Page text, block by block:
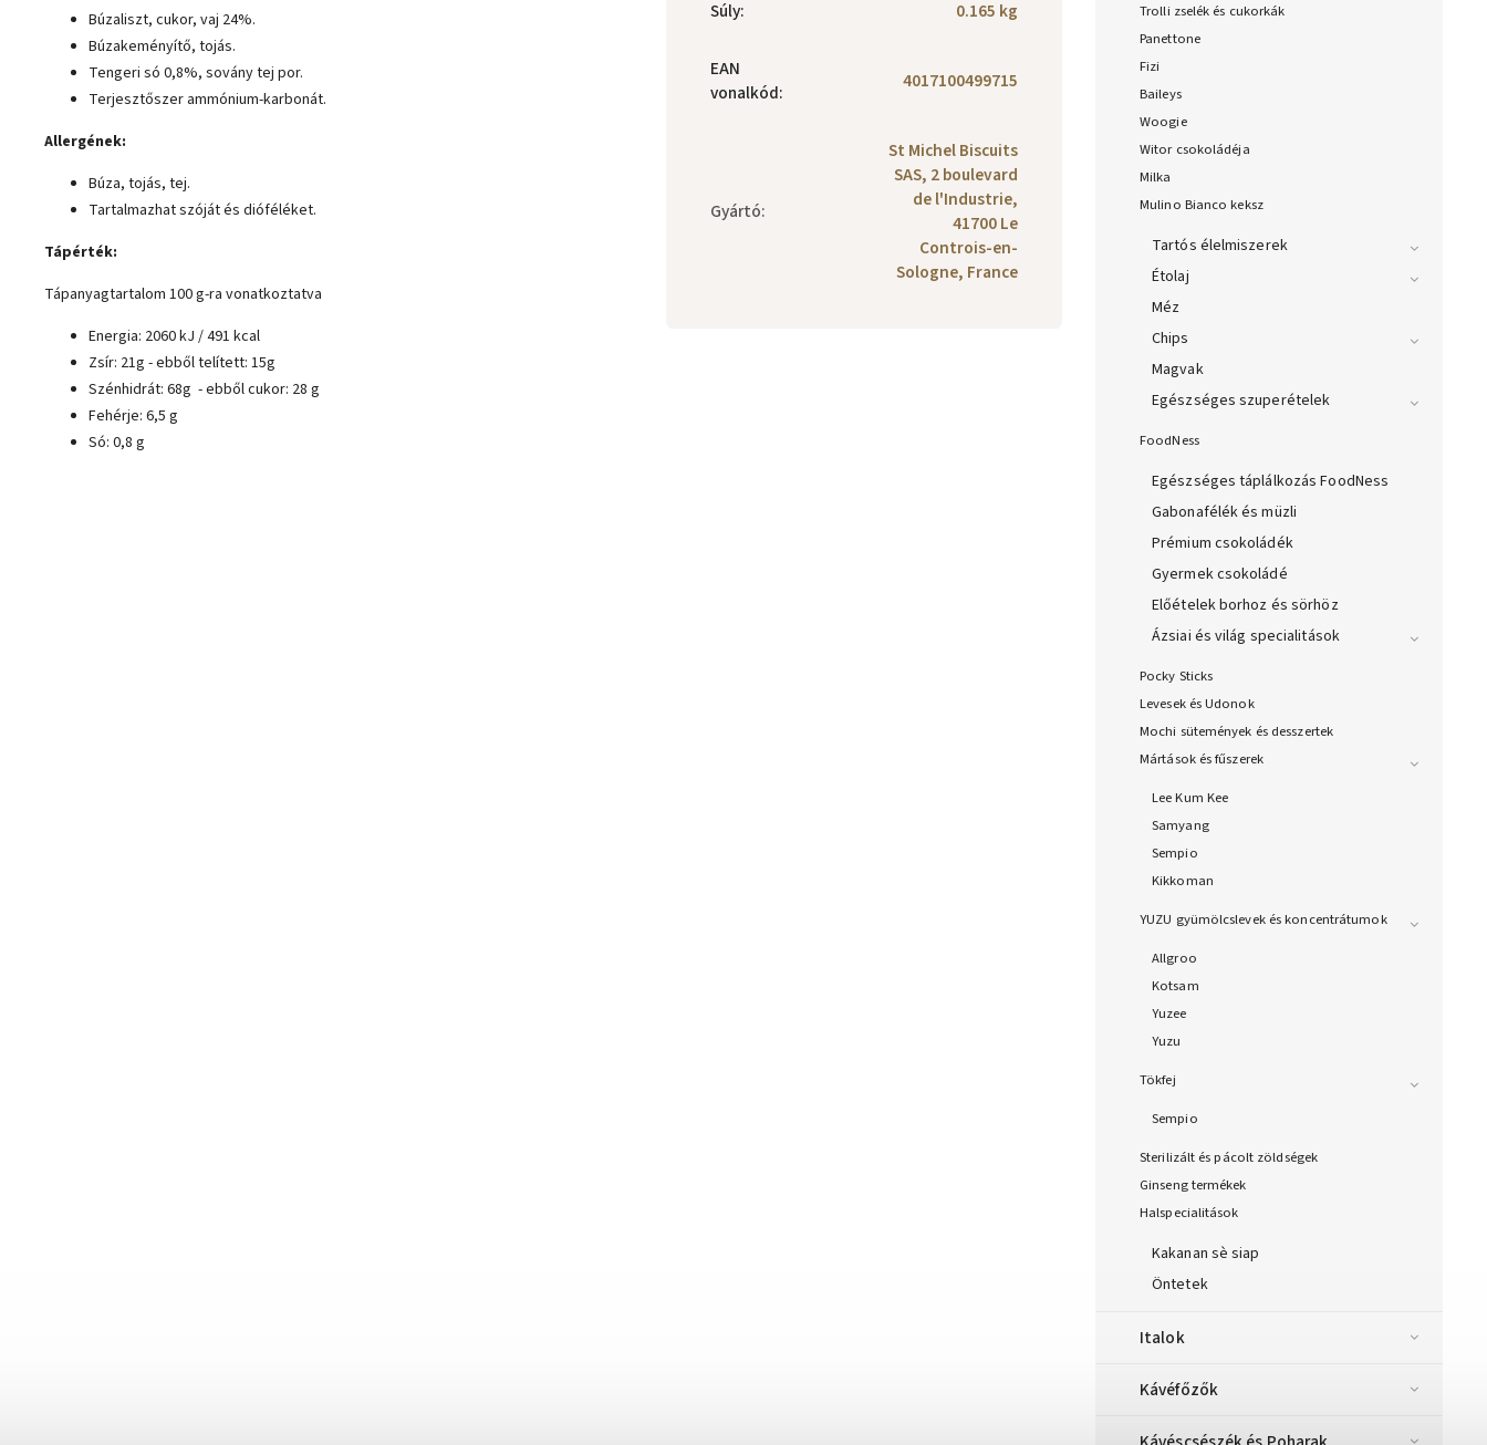
Trolli zselék és cukorkák
Panettone
Fizi
Baileys
Woogie
Witor csokoládéja
Milka
Mulino Bianco keksz
Tartós élelmiszerek
Étolaj
Méz
Chips
Magvak
Egészséges szuperételek
FoodNess
Egészséges táplálkozás FoodNess
Gabonafélék és müzli
Prémium csokoládék
Gyermek csokoládé
Előételek borhoz és sörhöz
Ázsiai és világ specialitások
Pocky Sticks
Levesek és Udonok
Mochi sütemények és desszertek
Mártások és fűszerek
Lee Kum Kee
Samyang
Sempio
Kikkoman
YUZU gyümölcslevek és koncentrátumok
Allgroo
Kotsam
Yuzee
Yuzu
Tökfej
Sempio
Sterilizált és pácolt zöldségek
Ginseng termékek
Halspecialitások
Kakanan sè siap
Öntetek
Italok
Kávéfőzők
Búzaliszt, cukor, vaj 24%.
Búzakeményítő, tojás.
Tengeri só 0,8%, sovány tej por.
Terjesztőszer ammónium-karbonát.
Allergének:
Búza, tojás, tej.
Tartalmazhat szóját és dióféléket.
Tápérték:
Tápanyagtartalom 100 g-ra vonatkoztatva
Energia: 2060 kJ / 491 kcal
Zsír: 21g - ebből telített: 15g
Szénhidrát: 68g - ebből cukor: 28 g
Fehérje: 6,5 g
Só: 0,8 g
Súly: 0.165 kg
EAN
vonalkód: 4017100499715
Gyártó:
St Michel Biscuits
SAS, 2 boulevard
de l'Industrie,
41700 Le
Controis-en-
Sologne, France